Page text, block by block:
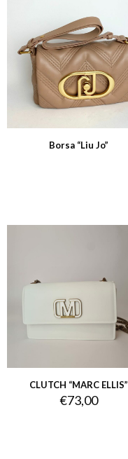
Borsa “Liu Jo”
CLUTCH “MARC ELLIS”
€73,00